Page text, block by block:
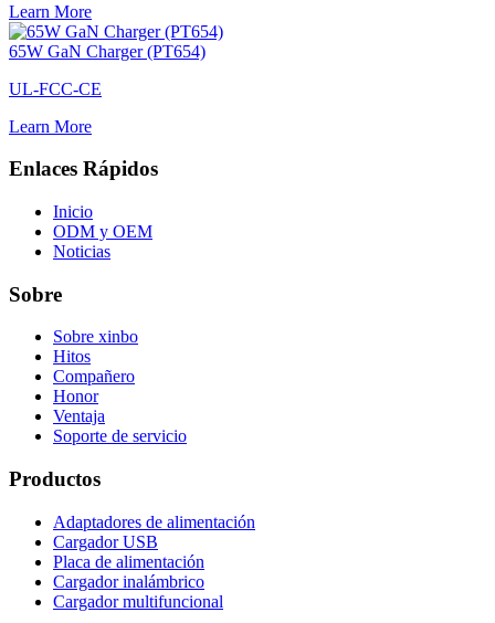
Learn More
65W GaN Charger (PT654)
UL-FCC-CE
Learn More
Enlaces Rápidos
Inicio
ODM y OEM
Noticias
Sobre
Sobre xinbo
Hitos
Compañero
Honor
Ventaja
Soporte de servicio
Productos
Adaptadores de alimentación
Cargador USB
Placa de alimentación
Cargador inalámbrico
Cargador multifuncional